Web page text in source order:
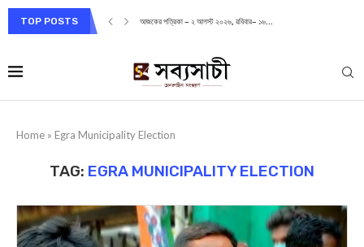
TOP POSTS আজকের পত্রিকা – ২ আগস্ট ২০২৬, রবিবার– ১৬...
Home » Egra Municipality Election
TAG: EGRA MUNICIPALITY ELECTION